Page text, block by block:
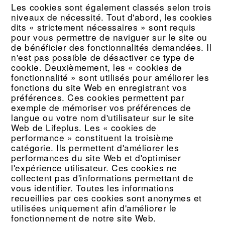
Les cookies sont également classés selon trois
niveaux de nécessité. Tout d'abord, les cookies
dits « strictement nécessaires » sont requis
pour vous permettre de naviguer sur le site ou
de bénéficier des fonctionnalités demandées. Il
n'est pas possible de désactiver ce type de
cookie. Deuxièmement, les « cookies de
fonctionnalité » sont utilisés pour améliorer les
fonctions du site Web en enregistrant vos
préférences. Ces cookies permettent par
exemple de mémoriser vos préférences de
langue ou votre nom d'utilisateur sur le site
Web de Lifeplus. Les « cookies de
performance » constituent la troisième
catégorie. Ils permettent d'améliorer les
performances du site Web et d'optimiser
l'expérience utilisateur. Ces cookies ne
collectent pas d'informations permettant de
vous identifier. Toutes les informations
recueillies par ces cookies sont anonymes et
utilisées uniquement afin d'améliorer le
fonctionnement de notre site Web.